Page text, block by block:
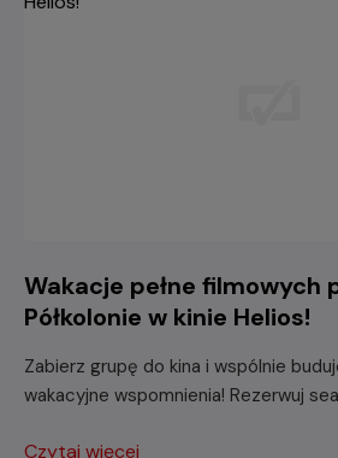
Wakacje pełne filmowych
Półkolonie w kinie Helios!
Zabierz grupę do kina i wspólnie
wakacyjne wspomnienia! Rezerwuj
Czytaj więcej